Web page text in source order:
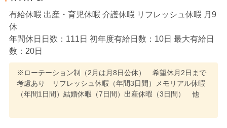
有給休暇 出産・育児休暇 介護休暇 リフレッシュ休暇 月9
休
年間休日日数：111日 初年度有給日数：10日 最大有給日
数：20日
※ローテーション制（2月は月8日公休） 希望休月2日まで
考慮あり リフレッシュ休暇（年間3日間）メモリアル休暇
（年間1日間）結婚休暇（7日間）出産休暇（3日間） 他